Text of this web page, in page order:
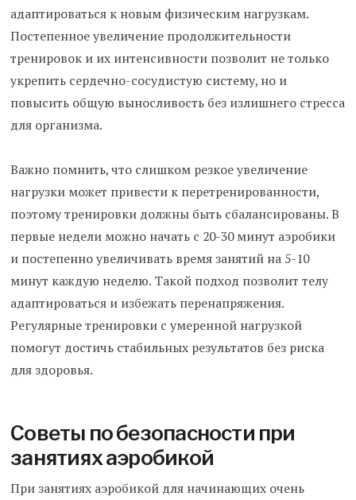
адаптироваться к новым физическим нагрузкам.
Постепенное увеличение продолжительности
тренировок и их интенсивности позволит не только
укрепить сердечно-сосудистую систему, но и
повысить общую выносливость без излишнего стресса
для организма.
Важно помнить, что слишком резкое увеличение
нагрузки может привести к перетренированности,
поэтому тренировки должны быть сбалансированы. В
первые недели можно начать с 20-30 минут аэробики
и постепенно увеличивать время занятий на 5-10
минут каждую неделю. Такой подход позволит телу
адаптироваться и избежать перенапряжения.
Регулярные тренировки с умеренной нагрузкой
помогут достичь стабильных результатов без риска
для здоровья.
Советы по безопасности при
занятиях аэробикой
При занятиях аэробикой для начинающих очень